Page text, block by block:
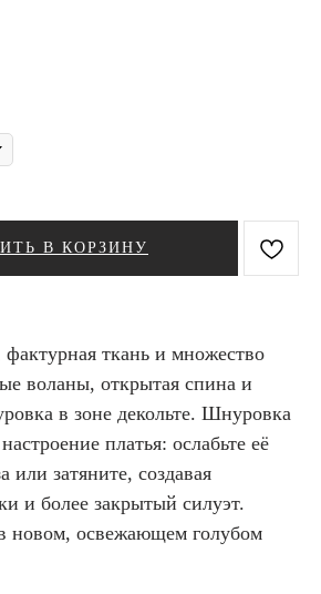
В КОРЗИНУ
ткань и множество
воланы, открытая спина и
в зоне декольте. Шнуровка
платья: ослабьте её
или затяните, создавая
и более закрытый силуэт.
новом, освежающем голубом